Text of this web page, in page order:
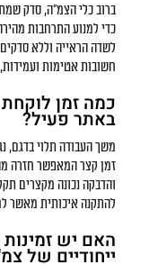
ברוב כלי הצמ"ה, סדק
כדי למנוע התרחבות
לשדה הראייה וללא
חשובות אטימות
כמה זמן
באתר פעיל?
משך העבודה תלוי בדגם,
זמן קצר המאפשר חזרה
והדבקה נכונה מקצרים
להתקנה איכותית מאשר
האם יש
ייחודיים של